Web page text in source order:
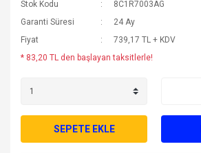
Stok Kodu
8C1R7003AG
Garanti Süresi
24 Ay
Fiyat
739,17 TL + KDV
* 83,20 TL den başlayan taksitlerle!
SEPETE EKLE